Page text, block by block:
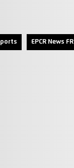
EPCR News FR